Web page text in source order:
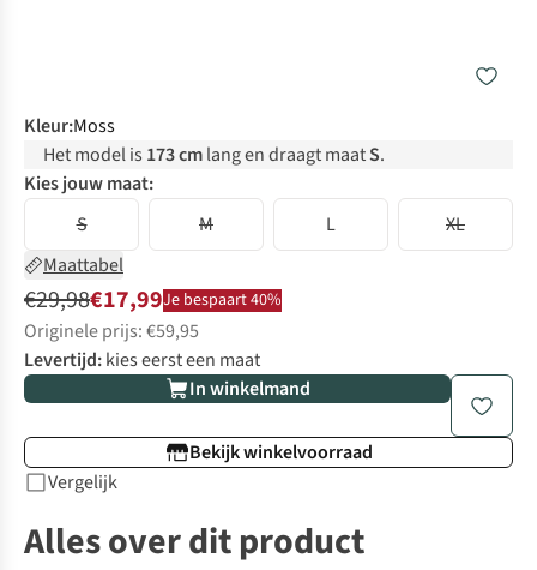
Kleur:Moss
Het model is 173 cmlang en draagt maatS.
Kies jouw maat:
S
M L
XL
Maattabel
€29,98€17,99Je bespaart 40%
Originele prijs: €59,95
Levertijd:kies eerst een maat
In winkelmand
Bekijk winkelvoorraad
Vergelijk
Alles over dit product